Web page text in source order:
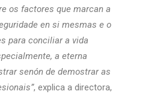
os factores que marcan a
en si mesmas e o
para conciliar a vida
a eterna
senón de demostrar as
, explica a directora,